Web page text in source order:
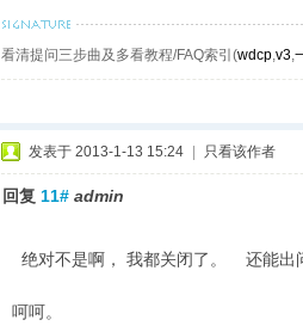
看清提问三步曲及多看教程/FAQ索引(wdcp,v3,
发表于 2013-1-13 15:24 只看该作者
回复 11# admin
绝对不是啊， 我都关闭了。 还能出
呵呵。